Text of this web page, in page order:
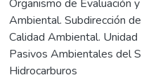
Organismo de Evaluación y
Ambiental. Subdirección de
Calidad Ambiental. Unidad
Pasivos Ambientales del
Hidrocarburos